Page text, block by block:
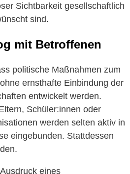
Sichtbarkeit gesellschaftlich
sind.
mit Betroffenen
politische Maßnahmen zum
ernsthafte Einbindung der
entwickelt werden.
Schüler:innen oder
werden selten aktiv in
eingebunden. Stattdessen
eines